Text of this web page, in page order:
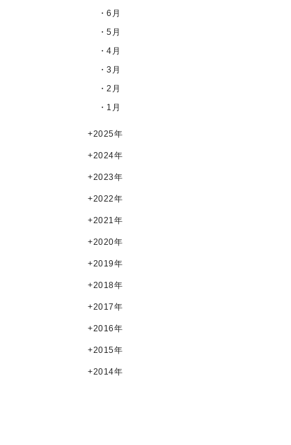
・6月
・5月
・4月
・3月
・2月
・1月
2025年
2024年
2023年
2022年
2021年
2020年
2019年
2018年
2017年
2016年
2015年
2014年